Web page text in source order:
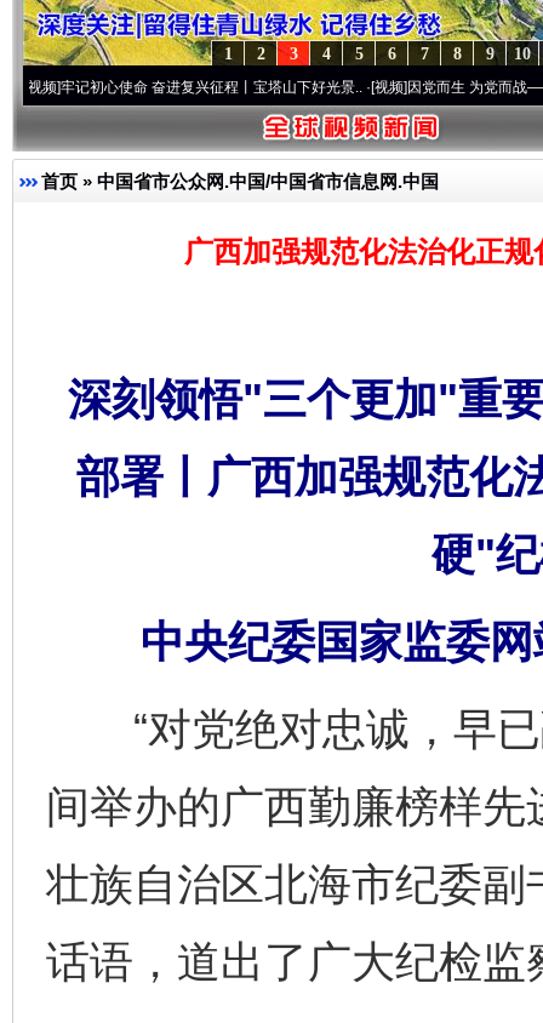
10
9
8
7
6
5
4
3
2
1
初心使命 奋进复兴征程丨宝塔山下好光景..·[视频]因党而生 为党而战——百年“纪”
首页 » 中国省市公众网.中国/中国省市信息网.中国
广西加强规范化法治化正
深刻领悟"三个更加"重
部署丨广西加强规范化
硬"
中央纪委国家监委
“对党绝对忠诚，早已
间举办的广西勤廉榜样
壮族自治区北海市纪委
话语，道出了广大纪检